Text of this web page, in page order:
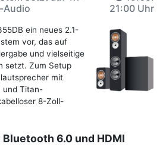
Audio
21:00 Uhr
ein neues 2.1-
vor, das auf
und vielseitige
setzt. Zum Setup
mit
und Titan-
8-Zoll-
6.0 und HDMI